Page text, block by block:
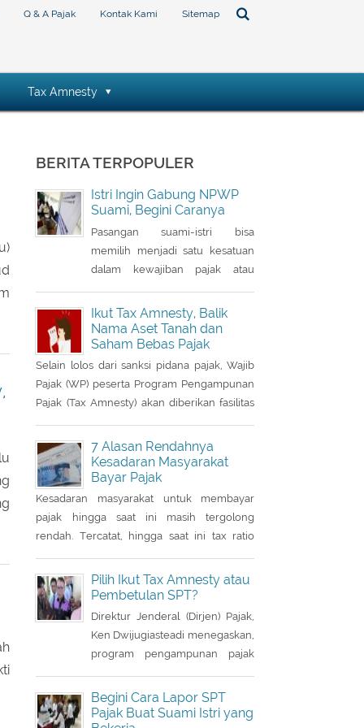
Q & A Pajak Kontak Kami Sitemap
Tax Amnesty
BERITA TERPOPULER
Istri Ingin Gabung NPWP
Suami, Begini Caranya
Pasangan suami-istri bisa
memilih menjadi satu kesatuan
dalam kewajiban pajak atau
sebagai satu Nomor Pokok Wajib
Pajak (NPWP). Bila sebelumnya
istri sudah memiliki NPWP, maka
harus dihapuskan dan dialihkan
ke suami. Bagaimana caranya?
Ikut Tax Amnesty, Balik
Nama Aset Tanah dan
Saham Bebas Pajak
Selain lolos dari sanksi pidana pajak, Wajib
Pajak (WP) peserta Program Pengampunan
Pajak (Tax Amnesty) akan diberikan fasilitas
pembebasan pajak penghasilan (PPh) oleh
pemerintah. Insentif ini dapat diperoleh jika
pemohon melakukan balik nama atas harta
berupa saham dan harta tidak bergerak,
seperti tanah dan bangunan.
7 Alasan Rendahnya
Kesadaran Masyarakat
Bayar Pajak
Kesadaran masyarakat untuk membayar
pajak hingga saat ini masih tergolong
rendah. Tercatat, hingga saat ini tax ratio
Indonesia hanya mencapai kurang 12
persen, lebih rendah dibandingkan negara
tetangga seperti Singapura dan Malaysia.
Pilih Ikut Tax Amnesty atau
Pembetulan SPT?
Direktur Jenderal (Dirjen) Pajak,
Ken Dwijugiasteadi menegaskan,
program pengampunan pajak
(tax amnesty) bukan merupakan